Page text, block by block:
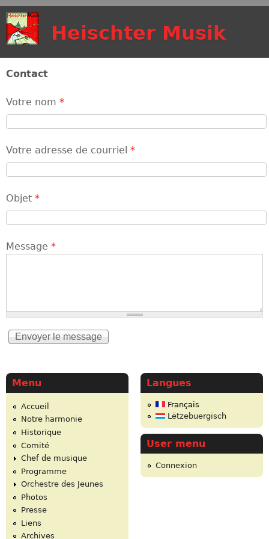
principal
Heischter Musik
Contact
Votre nom *
Votre adresse de courriel *
Objet *
Message *
Menu
Accueil
Notre harmonie
Historique
Comité
Chef de musique
Programme
Orchestre des Jeunes
Photos
Presse
Liens
Archives
Langues
Français
Lëtzebuergisch
User menu
Connexion